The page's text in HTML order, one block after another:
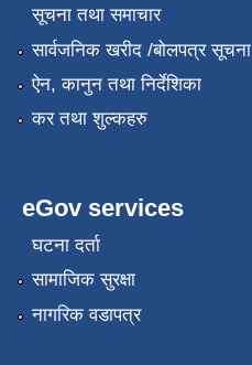
सूचना तथा समाचार
सार्वजनिक खरीद /बोलपत्र सूचना
ऐन, कानुन तथा निर्देशिका
कर तथा शुल्कहरु
eGov services
घटना दर्ता
सामाजिक सुरक्षा
नागरिक वडापत्र